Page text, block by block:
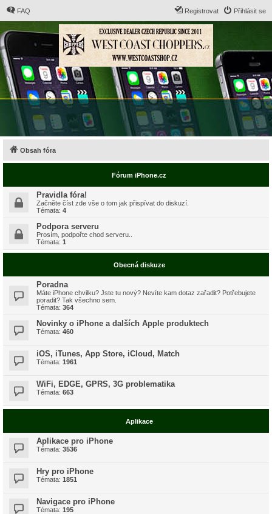
FAQ Přihlásit se
Registrovat
Obsah fóra
Fórum iPhone.cz
Pravidla fóra!
Začněte číst zde vše o tom jak přispívat do diskuzí.
Témata: 4
Podpora serveru
Prosím, podpořte chod serveru..
Témata: 1
Obecná diskuze
Poradna
Máte iPhone chvilku? Jste tu nový? Nevíte kam dotaz zařadit? Potřebujete
poradit? Tak všechno sem.
Témata: 364
Novinky o iPhone a dalších Apple produktech
Témata: 460
iOS, iTunes, App Store, iCloud, Match
Témata: 1961
WiFi, EDGE, GPRS, 3G problematika
Témata: 663
Aplikace
Aplikace pro iPhone
Témata: 3536
Hry pro iPhone
Témata: 1851
Navigace pro iPhone
Témata: 195